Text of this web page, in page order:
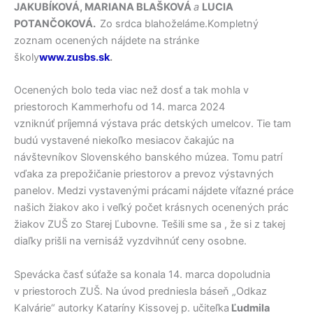
JAKUBÍKOVÁ, MARIANA BLAŠKOVÁa LUCIA
POTANČOKOVÁ. Zo srdca blahoželáme.Kompletný
zoznam ocenených nájdete na stránke
školywww.zusbs.sk.
Ocenených bolo teda viac než dosť a tak mohla v
priestoroch Kammerhofu od 14. marca 2024
vzniknúť príjemná výstava prác detských umelcov. Tie tam
budú vystavené niekoľko mesiacov čakajúc na
návštevníkov Slovenského banského múzea. Tomu patrí
vďaka za prepožičanie priestorov a prevoz výstavných
panelov. Medzi vystavenými prácami nájdete víťazné práce
našich žiakov ako i veľký počet krásnych ocenených prác
žiakov ZUŠ zo Starej Ľubovne. Tešili sme sa , že si z takej
diaľky prišli na vernisáž vyzdvihnúť ceny osobne.
Spevácka časť súťaže sa konala 14. marca dopoludnia
v priestoroch ZUŠ. Na úvod predniesla báseň „Odkaz
Kalvárie“ autorky Kataríny Kissovej p. učiteľka Ľudmila